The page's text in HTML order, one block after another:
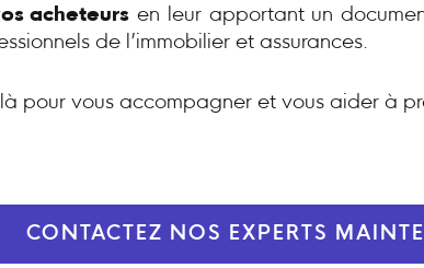
acheteurs en leur apportant un
de l’immobilier et assurances.
là pour vous accompagner et vous aider à
CONTACTEZ NOS EXPERTS